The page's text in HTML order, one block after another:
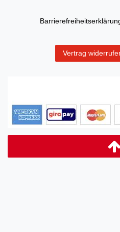
Vertrag